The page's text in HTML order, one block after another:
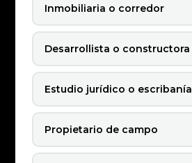
Inmobiliaria o corredor
Desarrollista o constructora
Estudio jurídico o escribanía
Propietario de campo